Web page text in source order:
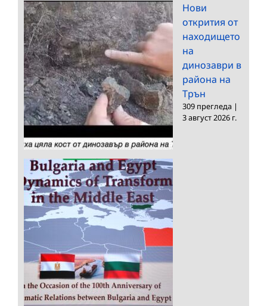
Нови
открития от
находището
на
динозаври в
района на
Трън
309 прегледа |
3 август 2026 г.